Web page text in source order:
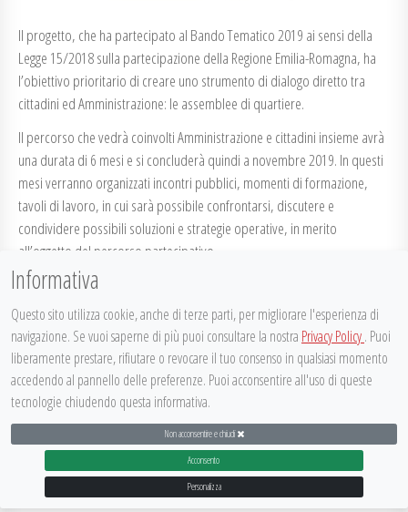
Il progetto, che ha partecipato al Bando Tematico 2019 ai sensi della
Legge 15/2018 sulla partecipazione della Regione Emilia-Romagna, ha
l’obiettivo prioritario di creare uno strumento di dialogo diretto tra
cittadini ed Amministrazione: le assemblee di quartiere.
Il percorso che vedrà coinvolti Amministrazione e cittadini insieme avrà
una durata di 6 mesi e si concluderà quindi a novembre 2019. In questi
mesi verranno organizzati incontri pubblici, momenti di formazione,
tavoli di lavoro, in cui sarà possibile confrontarsi, discutere e
condividere possibili soluzioni e strategie operative, in merito
all’oggetto del percorso partecipativo.
Qui di seguito l’invito all’incontro del 30 maggio.
30 maggio Quartiere in Vista
Posted on23 Maggio 2019inIncontri,Quartiere in vista
DISPLAY FOOTER
PARTECIPATTIVA 2015 @
Informativa
Questo sito utilizza cookie, anche di terze parti, per migliorare l'esperienza di
navigazione. Se vuoi saperne di più puoi consultare la nostra Privacy Policy. Puoi
liberamente prestare, rifiutare o revocare il tuo consenso in qualsiasi momento
accedendo al pannello delle preferenze. Puoi acconsentire all'uso di queste
tecnologie chiudendo questa informativa.
Non acconsentire e chiudi
Acconsento
Personalizza